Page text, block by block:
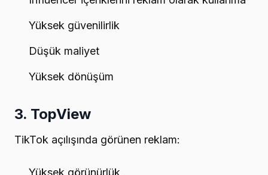
Yüksek güvenilirlik
Düşük maliyet
Yüksek dönüşüm
3. TopView
TikTok açılışında görünen reklam:
Yüksek görünürlük